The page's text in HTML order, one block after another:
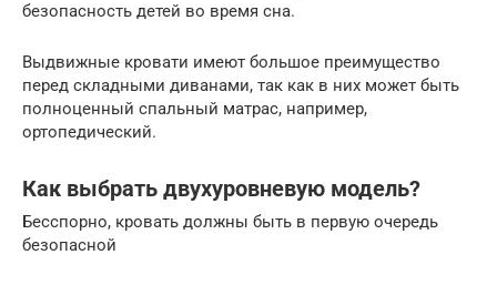
безопасность детей во время сна.
Выдвижные кровати имеют большое преимущество
перед складными диванами, так как в них может быть
полноценный спальный матрас, например,
ортопедический.
Как выбрать двухуровневую модель?
Бесспорно, кровать должны быть в первую очередь
безопасной